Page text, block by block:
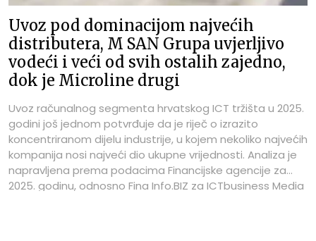
Uvoz pod dominacijom najvećih
distributera, M SAN Grupa uvjerljivo
vodeći i veći od svih ostalih zajedno,
dok je Microline drugi
Uvoz računalnog segmenta hrvatskog ICT tržišta u 2025.
godini još jednom potvrđuje da je riječ o izrazito
koncentriranom dijelu industrije, u kojem nekoliko najvećih
kompanija nosi najveći dio ukupne vrijednosti. Analiza je
napravljena prema podacima Financijske agencije za
2025. godinu, odnosno Fina Info.BIZ za ICTbusiness Media